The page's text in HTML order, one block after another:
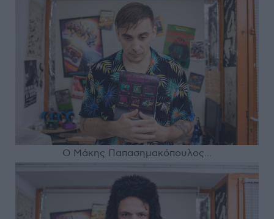
Ο Μάκης Παπασημακόπουλος...